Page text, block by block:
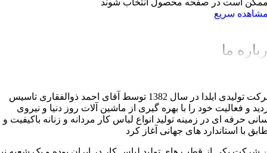
است در صفحه محصول انتخاب شوند
سریع
ما
شرکت تولیدی ایلدا در سال 1382 توسط آقای احمد ذوالفقاری تاسیس
و فعالیت خود را با بهره گیری از ماشین آلات روز دنیا و نیروی
حرفه ای در زمینه تولید انواع لباس کار مردانه و زنانه باکیفیت و
با استاندارد های جهانی آغاز کرد